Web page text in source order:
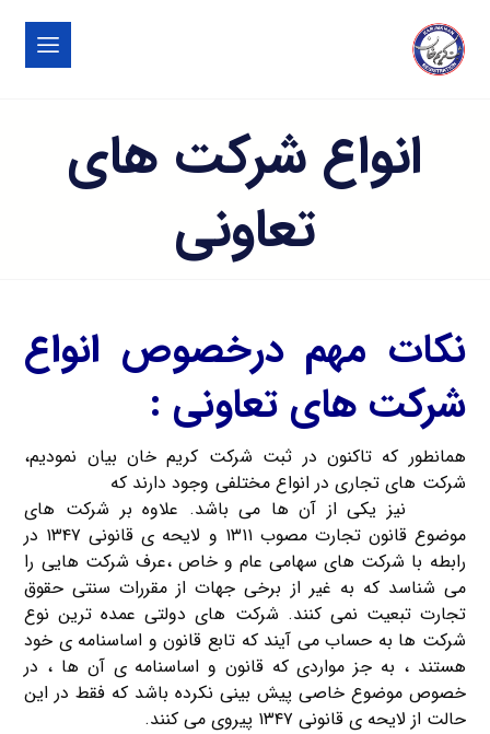
انواع شرکت های
تعاونی
نکات مهم درخصوص انواع
شرکت های تعاونی :
همانطور که تاکنون در ثبت شرکت کریم خان بیان نمودیم،
شرکت های تجاری در انواع مختلفی وجود دارند که
نیز یکی از آن ها می باشد. علاوه بر شرکت های
موضوع قانون تجارت مصوب ۱۳۱۱ و لایحه ی قانونی ۱۳۴۷ در
رابطه با شرکت های سهامی عام و خاص ،عرف شرکت هایی را
می شناسد که به غیر از برخی جهات از مقررات سنتی حقوق
تجارت تبعیت نمی کنند. شرکت های دولتی عمده ترین نوع
شرکت ها به حساب می آیند که تابع قانون و اساسنامه ی خود
هستند ، به جز مواردی که قانون و اساسنامه ی آن ها ، در
خصوص موضوع خاصی پیش بینی نکرده باشد که فقط در این
حالت از لایحه ی قانونی ۱۳۴۷ پیروی می کنند.